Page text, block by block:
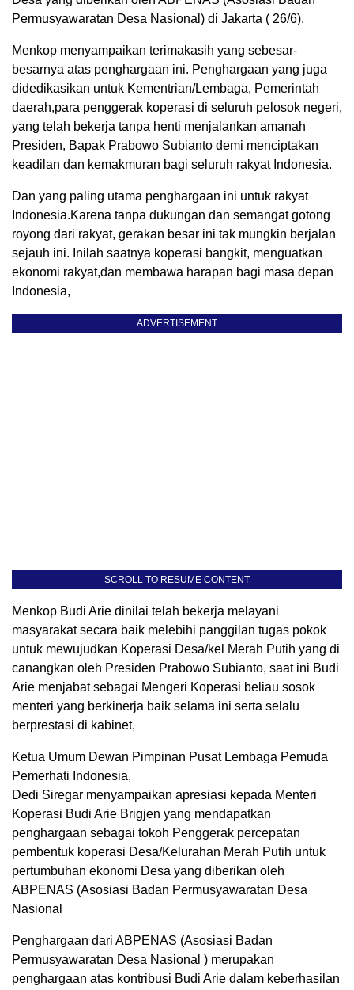
Permusyawaratan Desa Nasional) di Jakarta ( 26/6).
Menkop menyampaikan terimakasih yang sebesar-
besarnya atas penghargaan ini. Penghargaan yang juga
didedikasikan untuk Kementrian/Lembaga, Pemerintah
daerah,para penggerak koperasi di seluruh pelosok negeri,
yang telah bekerja tanpa henti menjalankan amanah
Presiden, Bapak Prabowo Subianto demi menciptakan
keadilan dan kemakmuran bagi seluruh rakyat Indonesia.
Dan yang paling utama penghargaan ini untuk rakyat
Indonesia.Karena tanpa dukungan dan semangat gotong
royong dari rakyat, gerakan besar ini tak mungkin berjalan
sejauh ini. Inilah saatnya koperasi bangkit, menguatkan
ekonomi rakyat,dan membawa harapan bagi masa depan
Indonesia,
ADVERTISEMENT
SCROLL TO RESUME CONTENT
Menkop Budi Arie dinilai telah bekerja melayani
masyarakat secara baik melebihi panggilan tugas pokok
untuk mewujudkan Koperasi Desa/kel Merah Putih yang di
canangkan oleh Presiden Prabowo Subianto, saat ini Budi
Arie menjabat sebagai Mengeri Koperasi beliau sosok
menteri yang berkinerja baik selama ini serta selalu
berprestasi di kabinet,
Ketua Umum Dewan Pimpinan Pusat Lembaga Pemuda
Pemerhati Indonesia,
Dedi Siregar menyampaikan apresiasi kepada Menteri
Koperasi Budi Arie Brigjen yang mendapatkan
penghargaan sebagai tokoh Penggerak percepatan
pembentuk koperasi Desa/Kelurahan Merah Putih untuk
pertumbuhan ekonomi Desa yang diberikan oleh
ABPENAS (Asosiasi Badan Permusyawaratan Desa
Nasional
Penghargaan dari ABPENAS (Asosiasi Badan
Permusyawaratan Desa Nasional ) merupakan
penghargaan atas kontribusi Budi Arie dalam keberhasilan